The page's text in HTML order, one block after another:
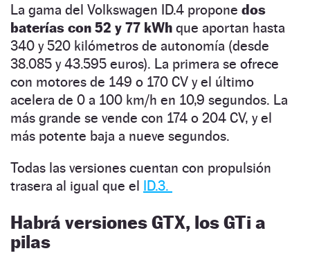
La gama del Volkswagen ID.4 propone dos
baterías con 52 y 77 kWh que aportan hasta
340 y 520 kilómetros de autonomía (desde
38.085 y 43.595 euros). La primera se ofrece
con motores de 149 o 170 CV y el último
acelera de 0 a 100 km/h en 10,9 segundos. La
más grande se vende con 174 o 204 CV, y el
más potente baja a nueve segundos.
Todas las versiones cuentan con propulsión
trasera al igual que el ID.3.
Habrá versiones GTX, los GTi a
pilas